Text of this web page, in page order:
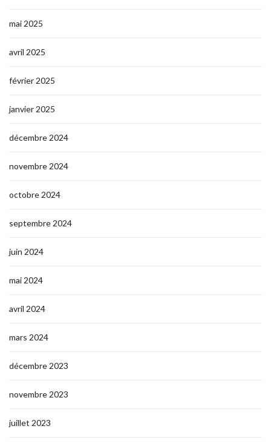
mai 2025
avril 2025
février 2025
janvier 2025
décembre 2024
novembre 2024
octobre 2024
septembre 2024
juin 2024
mai 2024
avril 2024
mars 2024
décembre 2023
novembre 2023
juillet 2023